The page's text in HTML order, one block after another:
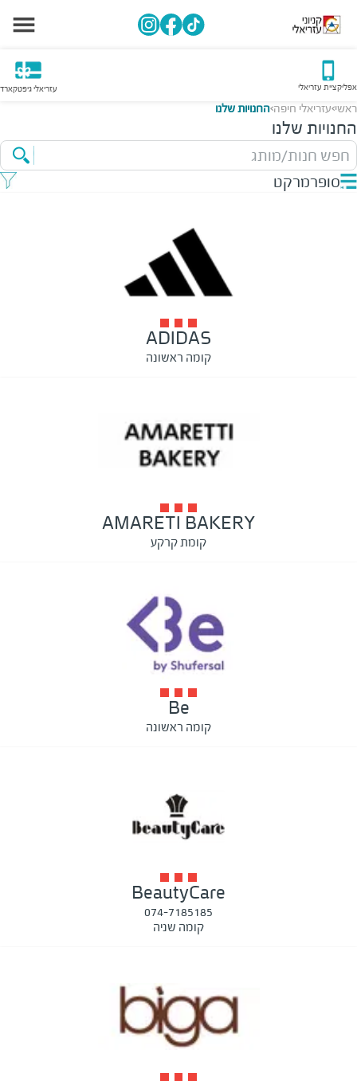
אפליקציית עזריאלי עזריאלי גיפטקארד
ראשי>עזריאלי חיפה>החנויות שלנו
החנויות שלנו
חפש חנות/מותג
סופרמרקט
ADIDAS
קומה ראשונה
AMARETI BAKERY
קומת קרקע
Be
קומה ראשונה
BeautyCare
074-7185185
קומה שניה